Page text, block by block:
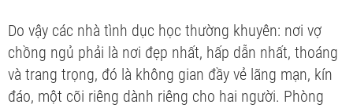
Do vậy các nhà tình dục học thường khuyên: nơi vợ
chồng ngủ phải là nơi đẹp nhất, hấp dẫn nhất, thoáng
và trang trọng, đó là không gian đầy vẻ lãng mạn, kín
đáo, một cõi riêng dành riêng cho hai người. Phòng